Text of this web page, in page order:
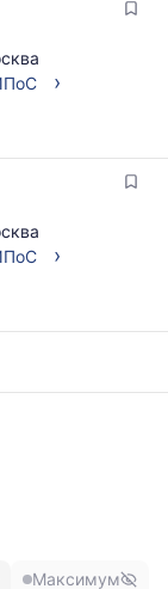
›
›
Максимум